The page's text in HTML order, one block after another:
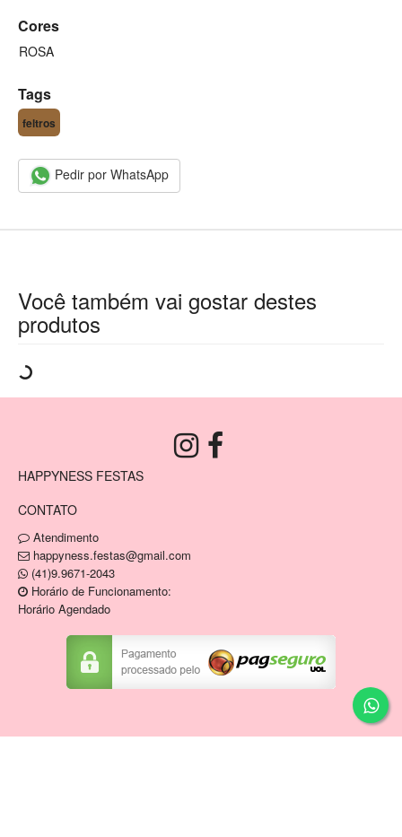
Cores
ROSA
Tags
feltros
Pedir por WhatsApp
Você também vai gostar destes
produtos
HAPPYNESS FESTAS
CONTATO
Atendimento
happyness.festas@gmail.com
(41)9.9671-2043
Horário de Funcionamento:
Horário Agendado